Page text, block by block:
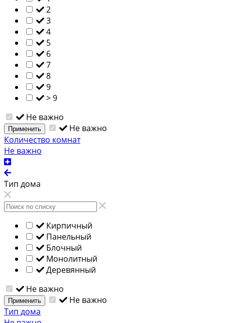
2
3
4
5
6
7
8
9
> 9
Не важно
Применить
Не важно
Количество комнат
Не важно
Тип дома
Кирпичный
Панельный
Блочный
Монолитный
Деревянный
Не важно
Применить
Не важно
Тип дома